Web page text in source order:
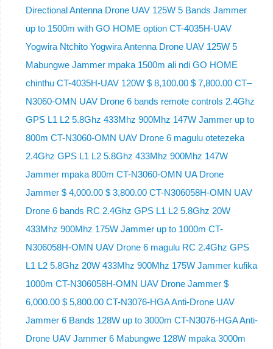
Directional Antenna Drone UAV 125W 5 Bands Jammer
up to 1500m with GO HOME option CT-4035H-UAV
Yogwira Ntchito Yogwira Antenna Drone UAV 125W 5
Mabungwe Jammer mpaka 1500m ali ndi GO HOME
chinthu CT-4035H-UAV 120W $ 8,100.00 $ 7,800.00 CT–
N3060-OMN UAV Drone 6 bands remote controls 2.4Ghz
GPS L1 L2 5.8Ghz 433Mhz 900Mhz 147W Jammer up to
800m CT-N3060-OMN UAV Drone 6 magulu otetezeka
2.4Ghz GPS L1 L2 5.8Ghz 433Mhz 900Mhz 147W
Jammer mpaka 800m CT-N3060-OMN UA Drone
Jammer $ 4,000.00 $ 3,800.00 CT-N306058H-OMN UAV
Drone 6 bands RC 2.4Ghz GPS L1 L2 5.8Ghz 20W
433Mhz 900Mhz 175W Jammer up to 1000m CT-
N306058H-OMN UAV Drone 6 magulu RC 2.4Ghz GPS
L1 L2 5.8Ghz 20W 433Mhz 900Mhz 175W Jammer kufika
1000m CT-N306058H-OMN UAV Drone Jammer $
6,000.00 $ 5,800.00 CT-N3076-HGA Anti-Drone UAV
Jammer 6 Bands 128W up to 3000m CT-N3076-HGA ​​Anti-
Drone UAV Jammer 6 Mabungwe 128W mpaka 3000m